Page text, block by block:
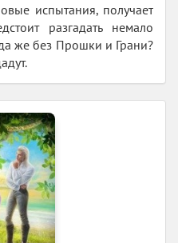
испытания, получает
разгадать немало
же без Прошки и Грани?